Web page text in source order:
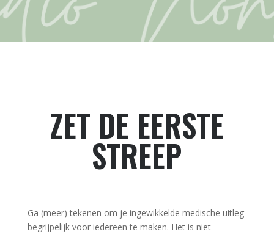
ZET DE EERSTE
STREEP
Ga (meer) tekenen om je ingewikkelde medische uitleg
begrijpelijk voor iedereen te maken. Het is niet